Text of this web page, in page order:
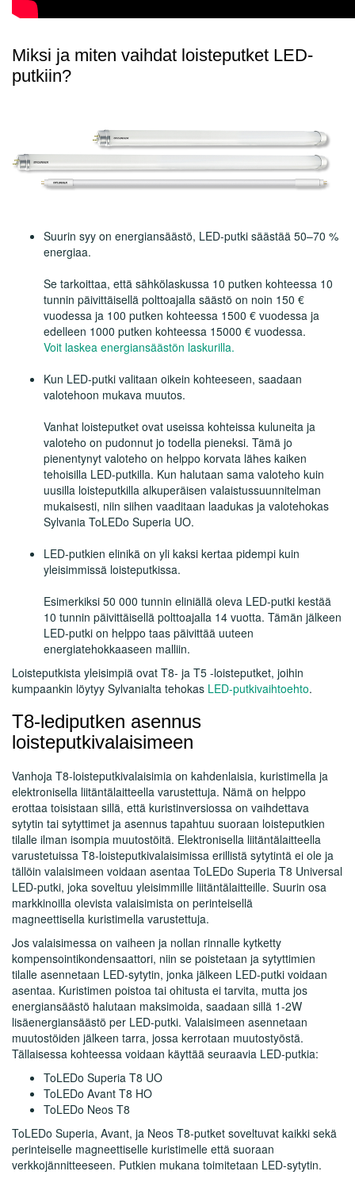
Miksi ja miten vaihdat loisteputket LED-
putkiin?
Suurin syy on energiansäästö, LED-putki säästää 50–70 %
energiaa.
Se tarkoittaa, että sähkölaskussa 10 putken kohteessa 10
tunnin päivittäisellä polttoajalla säästö on noin 150 €
vuodessa ja 100 putken kohteessa 1500 € vuodessa ja
edelleen 1000 putken kohteessa 15000 € vuodessa.
Voit laskea energiansäästön laskurilla.
Kun LED-putki valitaan oikein kohteeseen, saadaan
valotehoon mukava muutos.
Vanhat loisteputket ovat useissa kohteissa kuluneita ja
valoteho on pudonnut jo todella pieneksi. Tämä jo
pienentynyt valoteho on helppo korvata lähes kaiken
tehoisilla LED-putkilla. Kun halutaan sama valoteho kuin
uusilla loisteputkilla alkuperäisen valaistussuunnitelman
mukaisesti, niin siihen vaaditaan laadukas ja valotehokas
Sylvania ToLEDo Superia UO.
LED-putkien elinikä on yli kaksi kertaa pidempi kuin
yleisimmissä loisteputkissa.
Esimerkiksi 50 000 tunnin eliniällä oleva LED-putki kestää
10 tunnin päivittäisellä polttoajalla 14 vuotta. Tämän jälkeen
LED-putki on helppo taas päivittää uuteen
energiatehokkaaseen malliin.
Loisteputkista yleisimpiä ovat T8- ja T5 -loisteputket, joihin
kumpaankin löytyy Sylvanialta tehokas LED-putkivaihtoehto.
T8-lediputken asennus
loisteputkivalaisimeen
Vanhoja T8-loisteputkivalaisimia on kahdenlaisia, kuristimella ja
elektronisella liitäntälaitteella varustettuja. Nämä on helppo
erottaa toisistaan sillä, että kuristinversiossa on vaihdettava
sytytin tai sytyttimet ja asennus tapahtuu suoraan loisteputkien
tilalle ilman isompia muutostöitä. Elektronisella liitäntälaitteella
varustetuissa T8-loisteputkivalaisimissa erillistä sytytintä ei ole ja
tällöin valaisimeen voidaan asentaa ToLEDo Superia T8 Universal
LED-putki, joka soveltuu yleisimmille liitäntälaitteille. Suurin osa
markkinoilla olevista valaisimista on perinteisellä
magneettisella kuristimella varustettuja.
Jos valaisimessa on vaiheen ja nollan rinnalle kytketty
kompensointikondensaattori, niin se poistetaan ja sytyttimien
tilalle asennetaan LED-sytytin, jonka jälkeen LED-putki voidaan
asentaa. Kuristimen poistoa tai ohitusta ei tarvita, mutta jos
energiansäästö halutaan maksimoida, saadaan sillä 1-2W
lisäenergiansäästö per LED-putki. Valaisimeen asennetaan
muutostöiden jälkeen tarra, jossa kerrotaan muutostyöstä.
Tällaisessa kohteessa voidaan käyttää seuraavia LED-putkia:
ToLEDo Superia T8 UO
ToLEDo Avant T8 HO
ToLEDo Neos T8
ToLEDo Superia, Avant, ja Neos T8-putket soveltuvat kaikki sekä
perinteiselle magneettiselle kuristimelle että suoraan
verkkojännitteeseen. Putkien mukana toimitetaan LED-sytytin.